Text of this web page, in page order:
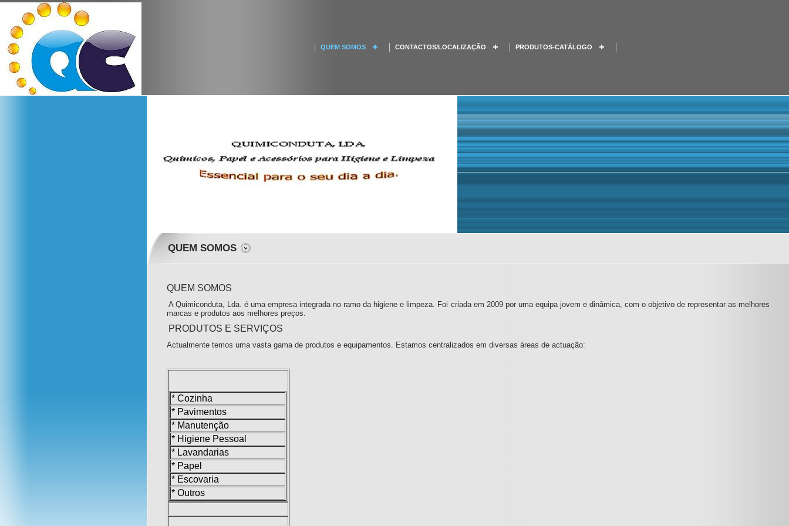
QUEM SOMOS CONTACTOS/LOCALIZAÇÃO PRODUTOS-CATÁLOGO
QUEM SOMOS
QUEM SOMOS
A Quimiconduta, Lda. é uma empresa integrada no ramo da higiene e limpeza. Foi criada em 2009 por uma equipa jovem e dinâmica, com o objetivo de representar as melhores
marcas e produtos aos melhores preços.
PRODUTOS E SERVIÇOS
Actualmente temos uma vasta gama de produtos e equipamentos. Estamos centralizados em diversas áreas de actuação:
* Cozinha
* Pavimentos
* Manutenção
* Higiene Pessoal
* Lavandarias
* Papel
* Escovaria
* Outros